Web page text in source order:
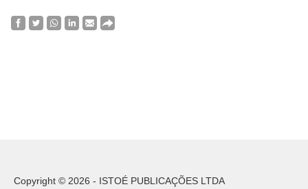
Copyright © 2026 - ISTOÉ PUBLICAÇÕES LTDA